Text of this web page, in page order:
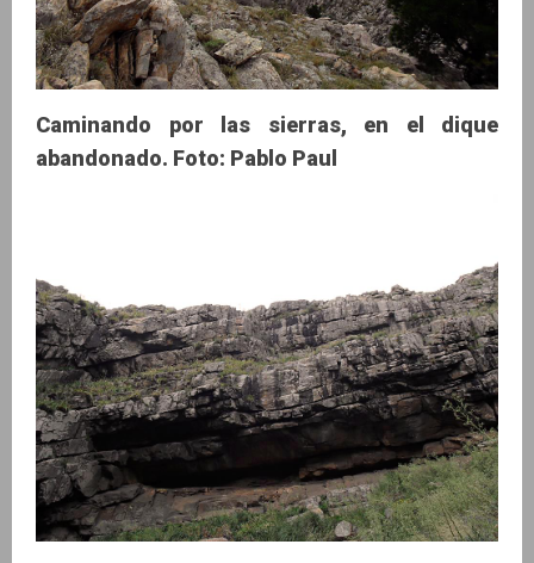
Caminando por las sierras, en el dique
abandonado. Foto: Pablo Paul